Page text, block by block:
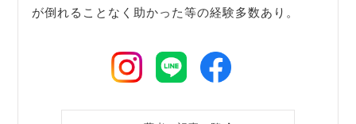
が倒れることなく助かった等の経験多数あり。